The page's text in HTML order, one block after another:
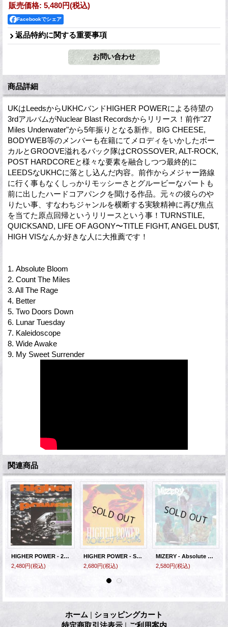
販売価格: 5,480円(税込)
Facebookでシェア
返品特約に関する重要事項
商品詳細
UKはLeedsからUKHCバンドHIGHER POWERによる待望の
3rdアルバムがNuclear Blast Recordsからリリース！前作"27
Miles Underwater"から5年振りとなる新作。BIG CHEESE,
BODYWEB等のメンバーも在籍にてメロディをいかしたボー
カルとGROOVE溢れるバック隊はCROSSOVER, ALT-ROCK,
POST HARDCOREと様々な要素を融合しつつ最終的に
LEEDSなUKHCに落とし込んだ内容。前作からメジャー路線
に行く事もなくしっかりモッシーさとグルービーなパートも
前に出したハードコアパンクを聞ける作品。元々の彼らのや
りたい事、すなわちジャンルを横断する実験精神に再び焦点
を当てた原点回帰というリリースという事！TURNSTILE,
QUICKSAND, LIFE OF AGONY〜TITLE FIGHT, ANGEL DU$T,
HIGH VISなんか好きな人に大推薦です！
1. Absolute Bloom
2. Count The Miles
3. All The Rage
4. Better
5. Two Doors Down
6. Lunar Tuesday
7. Kaleidoscope
8. Wide Awake
9. My Sweet Surrender
関連商品
HIGHER POWER - 27 Miles Underwater [CD]
2,480円(税込)
HIGHER POWER - Soul Structure [CD]
2,680円(税込)
MIZERY - Absolute Light [CD]
2,580円(税込)
ホーム | ショッピングカート
特定商取引法表示 | ご利用案内